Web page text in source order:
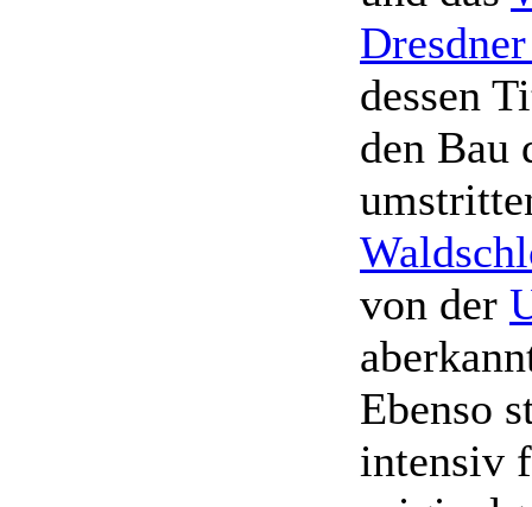
dessen
den Bau
von der
Ebenso
intensiv